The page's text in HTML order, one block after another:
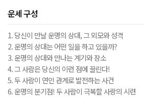
운세 구성
1. 당신이 만날 운명의 상대, 그 외모와 성격
2. 운명의 상대는 어떤 일을 하고 있을까?
3. 운명의 상대와 만나는 계기와 장소
4. 그 사람은 당신의 이런 점에 끌린다!
5. 두 사람이 연인 관계로 발전하는 사건
6. 운명의 분기점! 두 사람이 극복할 사랑의 시련